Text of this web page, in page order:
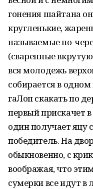
гонения шайтана
кругленькие,
называемые по-
(сваренные
вся молодежь
собирается в одном
гаЛоп скакать по
первый прискачет
один получает ӱяцу
победитель. На
обыкновенно, с
воображая, что
сумерки все идут в